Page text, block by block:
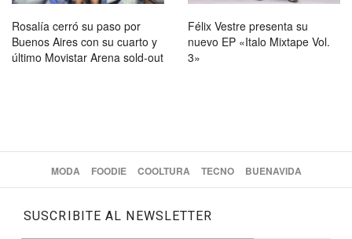
Rosalía cerró su paso por
Buenos Aires con su cuarto y
último Movistar Arena sold-out
Félix Vestre presenta su
nuevo EP «Italo Mixtape Vol.
3»
MODA FOODIE COOLTURA TECNO BUENAVIDA
SUSCRIBITE AL NEWSLETTER